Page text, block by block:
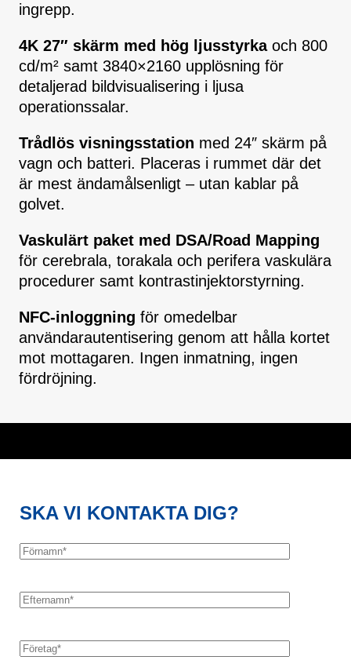
ingrepp.
4K 27″ skärm med hög ljusstyrkaoch 800
cd/m² samt 3840×2160 upplösning för
detaljerad bildvisualisering i ljusa
operationssalar.
Trådlös visningsstation med 24″ skärm på
vagn och batteri. Placeras i rummet där det
är mest ändamålsenligt – utan kablar på
golvet.
Vaskulärt paket med DSA/Road Mapping
för cerebrala, torakala och perifera vaskulära
procedurer samt kontrastinjektorstyrning.
NFC-inloggning för omedelbar
användarautentisering genom att hålla kortet
mot mottagaren. Ingen inmatning, ingen
fördröjning.
SKA VI KONTAKTA DIG?